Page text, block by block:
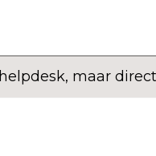
maar